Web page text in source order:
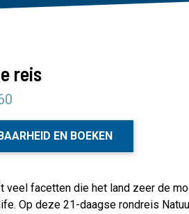
reis
EN BOEKEN
veel facetten die het land zeer de
Op deze 21-daagse rondreis